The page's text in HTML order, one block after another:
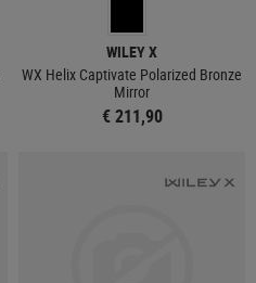
WILEY X
WX Helix Captivate Polarized Bronze
Mirror
€ 211,90